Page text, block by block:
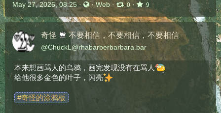
May 27, 2026, 08:25· ·Web · 0 · 9
奇怪 不要相信，不要相信，不要相信
@ChuckL@rhabarberbarbara.bar
本来想画骂人的乌鸦，画完发现没有在骂人​
给他很多金色的叶子，闪亮
#奇怪的涂鸦板